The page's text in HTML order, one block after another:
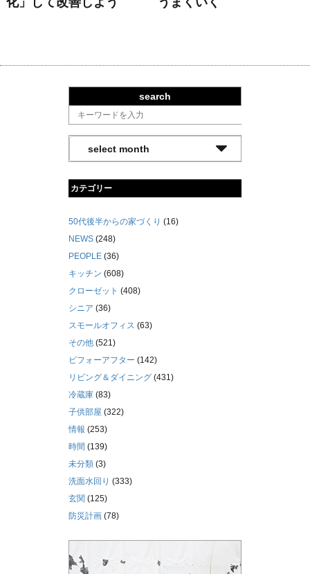
search
カテゴリー
50代後半からの家づくり (16)
NEWS (248)
PEOPLE (36)
キッチン (608)
クローゼット (408)
シニア (36)
スモールオフィス (63)
その他 (521)
ビフォーアフター (142)
リビング＆ダイニング (431)
冷蔵庫 (83)
子供部屋 (322)
情報 (253)
時間 (139)
未分類 (3)
洗面水回り (333)
玄関 (125)
防災計画 (78)